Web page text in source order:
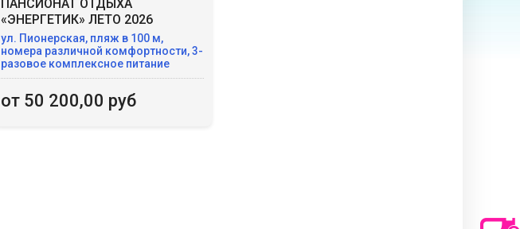
ПАНСИОНАТ ОТДЫХА
«ЭНЕРГЕТИК» ЛЕТО 2026
ул. Пионерская, пляж в 100 м,
номера различной комфортности, 3-
разовое комплексное питание
от 50 200,00 руб